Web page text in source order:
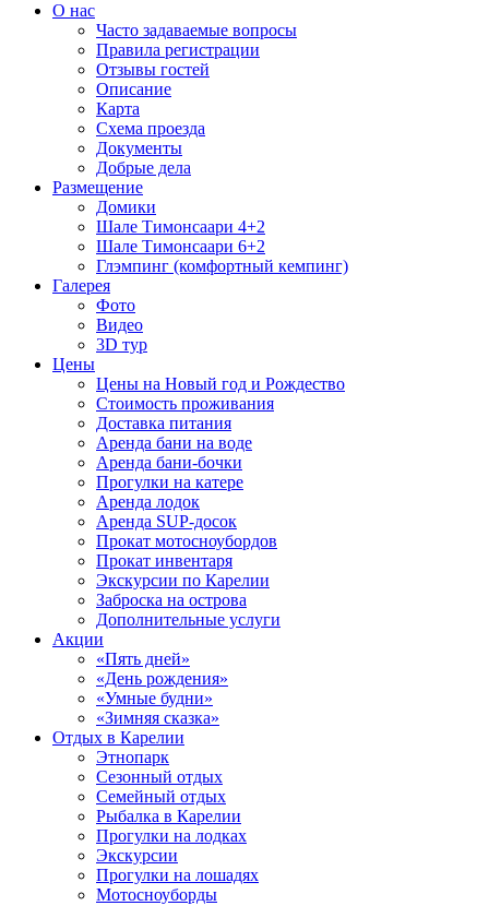
О нас
Часто задаваемые вопросы
Правила регистрации
Отзывы гостей
Описание
Карта
Схема проезда
Документы
Добрые дела
Размещение
Домики
Шале Тимонсаари 4+2
Шале Тимонсаари 6+2
Глэмпинг (комфортный кемпинг)
Галерея
Фото
Видео
3D тур
Цены
Цены на Новый год и Рождество
Стоимость проживания
Доставка питания
Аренда бани на воде
Аренда бани-бочки
Прогулки на катере
Аренда лодок
Аренда SUP-досок
Прокат мотосноубордов
Прокат инвентаря
Экскурсии по Карелии
Заброска на острова
Дополнительные услуги
Акции
«Пять дней»
«День рождения»
«Умные будни»
«Зимняя сказка»
Отдых в Карелии
Этнопарк
Сезонный отдых
Семейный отдых
Рыбалка в Карелии
Прогулки на лодках
Экскурсии
Прогулки на лошадях
Мотосноуборды